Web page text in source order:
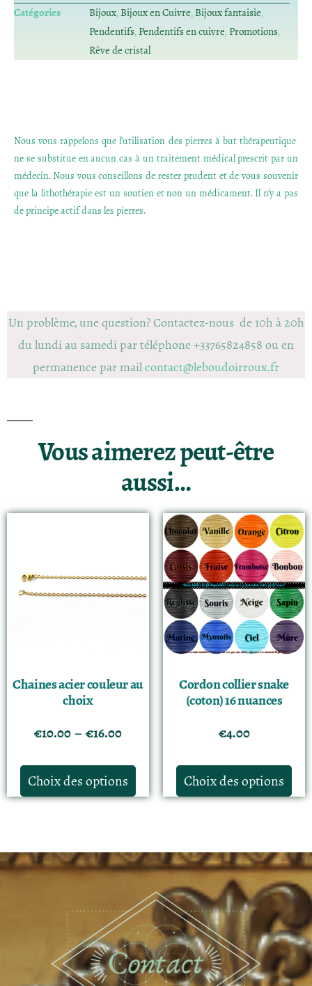
Catégories
Bijoux,Bijoux en Cuivre,Bijoux fantaisie,
Pendentifs,Pendentifs en cuivre,Promotions,
Rêve de cristal
Nous vous rappelons que l’utilisation des pierres à but thérapeutique
ne se substitue en aucun cas à un traitement médical prescrit par un
médecin. Nous vous conseillons de rester prudent et de vous souvenir
que la lithothérapie est un soutien et non un médicament. Il n’y a pas
de principe actif dans les pierres.
Un problème, une question? Contactez-nous de 10h à 20h
du lundi au samedi par téléphone +33765824858 ou en
permanence par mailcontact@leboudoirroux.fr
Vous aimerez peut-être
aussi…
Chaines acier couleur au
choix
€10.00–€16.00
Choix des options
Cordon collier snake
(coton) 16 nuances
€4.00
Choix des options